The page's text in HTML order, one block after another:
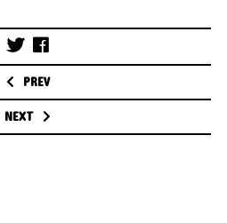
Post
navigation
PREV
NEXT